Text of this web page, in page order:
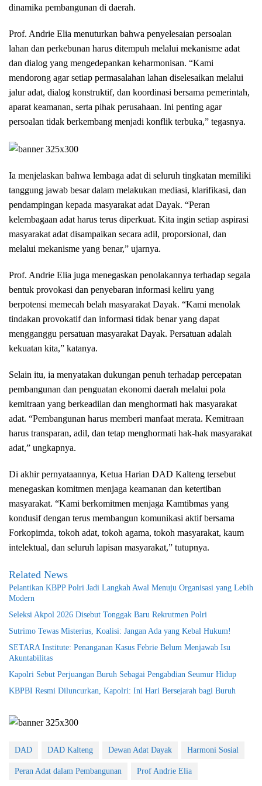
dinamika pembangunan di daerah.
Prof. Andrie Elia menuturkan bahwa penyelesaian persoalan
lahan dan perkebunan harus ditempuh melalui mekanisme adat
dan dialog yang mengedepankan keharmonisan. “Kami
mendorong agar setiap permasalahan lahan diselesaikan melalui
jalur adat, dialog konstruktif, dan koordinasi bersama pemerintah,
aparat keamanan, serta pihak perusahaan. Ini penting agar
persoalan tidak berkembang menjadi konflik terbuka,” tegasnya.
Ia menjelaskan bahwa lembaga adat di seluruh tingkatan memiliki
tanggung jawab besar dalam melakukan mediasi, klarifikasi, dan
pendampingan kepada masyarakat adat Dayak. “Peran
kelembagaan adat harus terus diperkuat. Kita ingin setiap aspirasi
masyarakat adat disampaikan secara adil, proporsional, dan
melalui mekanisme yang benar,” ujarnya.
Prof. Andrie Elia juga menegaskan penolakannya terhadap segala
bentuk provokasi dan penyebaran informasi keliru yang
berpotensi memecah belah masyarakat Dayak. “Kami menolak
tindakan provokatif dan informasi tidak benar yang dapat
mengganggu persatuan masyarakat Dayak. Persatuan adalah
kekuatan kita,” katanya.
Selain itu, ia menyatakan dukungan penuh terhadap percepatan
pembangunan dan penguatan ekonomi daerah melalui pola
kemitraan yang berkeadilan dan menghormati hak masyarakat
adat. “Pembangunan harus memberi manfaat merata. Kemitraan
harus transparan, adil, dan tetap menghormati hak-hak masyarakat
adat,” ungkapnya.
Di akhir pernyataannya, Ketua Harian DAD Kalteng tersebut
menegaskan komitmen menjaga keamanan dan ketertiban
masyarakat. “Kami berkomitmen menjaga Kamtibmas yang
kondusif dengan terus membangun komunikasi aktif bersama
Forkopimda, tokoh adat, tokoh agama, tokoh masyarakat, kaum
intelektual, dan seluruh lapisan masyarakat,” tutupnya.
Related News
Pelantikan KBPP Polri Jadi Langkah Awal Menuju Organisasi yang Lebih
Modern
Seleksi Akpol 2026 Disebut Tonggak Baru Rekrutmen Polri
Sutrimo Tewas Misterius, Koalisi: Jangan Ada yang Kebal Hukum!
SETARA Institute: Penanganan Kasus Febrie Belum Menjawab Isu
Akuntabilitas
Kapolri Sebut Perjuangan Buruh Sebagai Pengabdian Seumur Hidup
KBPBI Resmi Diluncurkan, Kapolri: Ini Hari Bersejarah bagi Buruh
DAD DAD Kalteng Dewan Adat Dayak Harmoni Sosial
Peran Adat dalam Pembangunan Prof Andrie Elia